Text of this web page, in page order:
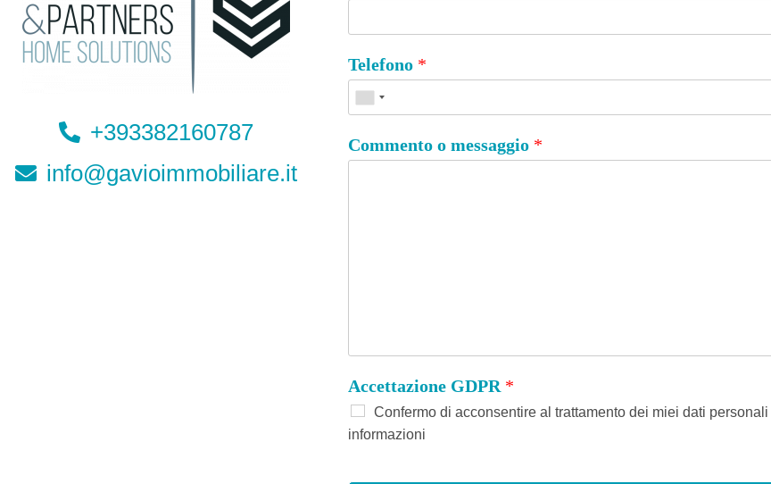
+393382160787
info@gavioimmobiliare.it
Telefono *
Commento o messaggio *
Accettazione GDPR *
Confermo di acconsentire al trattamento dei miei dati
informazioni